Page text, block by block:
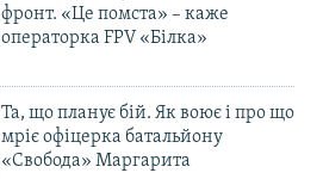
фронт. «Це помста» – каже
операторка FPV «Білка»
Та, що планує бій. Як воює і про що
мріє офіцерка батальйону
«Свобода» Маргарита